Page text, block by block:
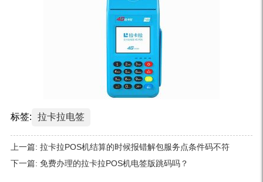
标签: 拉卡拉电签
上一篇: 拉卡拉POS机结算的时候报错解包服务点条件码不符
下一篇: 免费办理的拉卡拉POS机电签版跳码吗？